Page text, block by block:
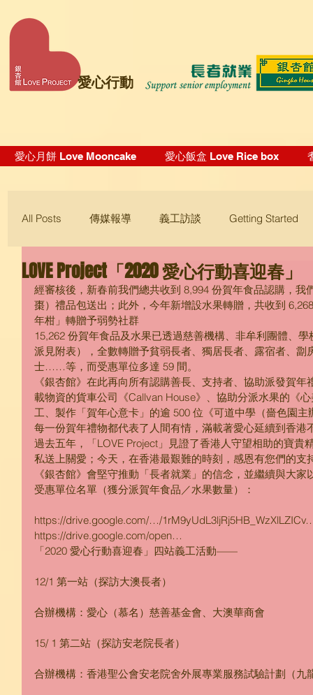
愛心行動
愛心月餅 Love Mooncake 愛心飯盒 Love Rice box
All Posts 傳媒報導 義工訪談 Getting Started
Blogging Tips
LOVE Project「2020 愛心行動喜迎春」
經審核後，新春前我們總共收到 8,994 份賀年食品認購，我
棗）禮品包送出；此外，今年新增設水果轉贈，共收到
年柑」轉贈予弱勢社群
15,262 份賀年食品及水果已透過慈善機構、非牟利團體、
派見附表），全數轉贈予貧弱長者、獨居長者、露宿者、劏
士……等，而受惠單位多達 59 間。
《銀杏館》在此再向所有認購善長、支持者、協助派發賀
載物資的貨車公司《Callvan House》、協助分派水果的《
工、製作「賀年心意卡」的逾 500 位《可道中學（嗇色園
每一份賀年禮物都代表了人間有情，滿載著愛心延續到香港
過去五年，「LOVE Project」見證了香港人守望相助的寶貴
私送上關愛；今天，在香港最艱難的時刻，感恩有您們的支
《銀杏館》會堅守推動「長者就業」的信念，並繼續與大
受惠單位名單（獲分派賀年食品／水果數量）：
https://drive.google.com/…/
https://drive.google.com/open…
「2020 愛心行動喜迎春」四站義工活動——
12/1 第一站（探訪大澳長者）
合辦機構：愛心（慕名）慈善基金會、大澳華商會
15/ 1 第二站（探訪安老院長者）
合辦機構：香港聖公會安老院舍外展專業服務試驗計劃（九